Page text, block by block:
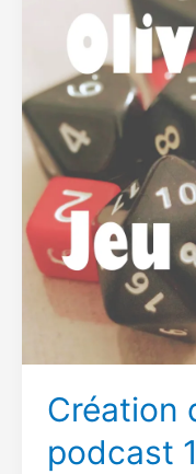
Création
podcast